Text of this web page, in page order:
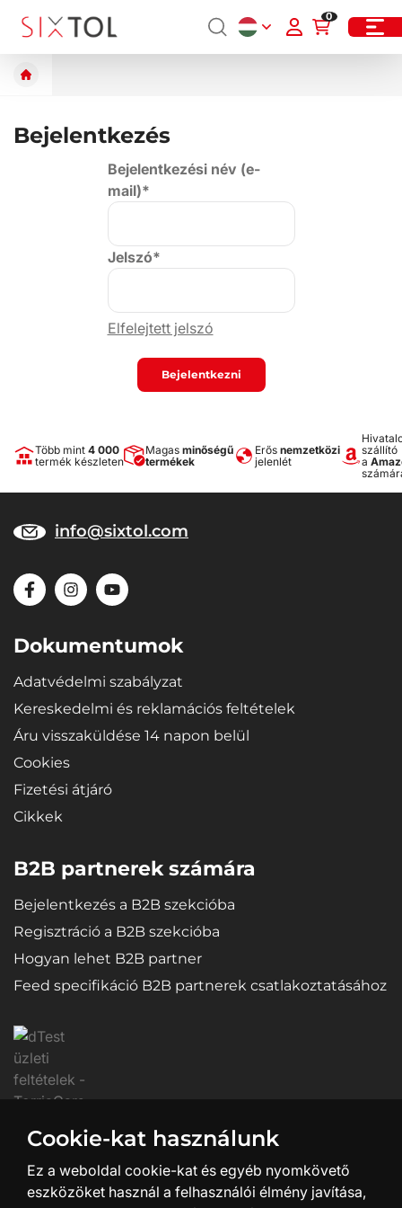
0
Bejelentkezés
Bejelentkezési név (e-
mail)*
Jelszó*
Elfelejtett jelszó
Bejelentkezni
Több mint 4 000
termék készleten
Magas minőségű
termékek
Erős nemzetközi
jelenlét
szállító
a
info@sixtol.com
Dokumentumok
Adatvédelmi szabályzat
Kereskedelmi és reklamációs feltételek
Áru visszaküldése 14 napon belül
Cookies
Fizetési átjáró
Cikkek
B2B partnerek számára
Bejelentkezés a B2B szekcióba
Regisztráció a B2B szekcióba
Hogyan lehet B2B partner
Feed specifikáció B2B partnerek csatlakoztatásához
Cookie-kat használunk
Ez a weboldal cookie-kat és egyéb nyomkövető
eszközöket használ a felhasználói élmény javítása,